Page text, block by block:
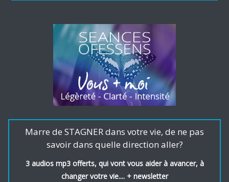
Marre de STAGNER dans votre vie, de ne pas
savoir dans quelle direction aller?
3 audios mp3 offerts, qui vont vous aider à avancer, à
changer votre vie.... + newsletter